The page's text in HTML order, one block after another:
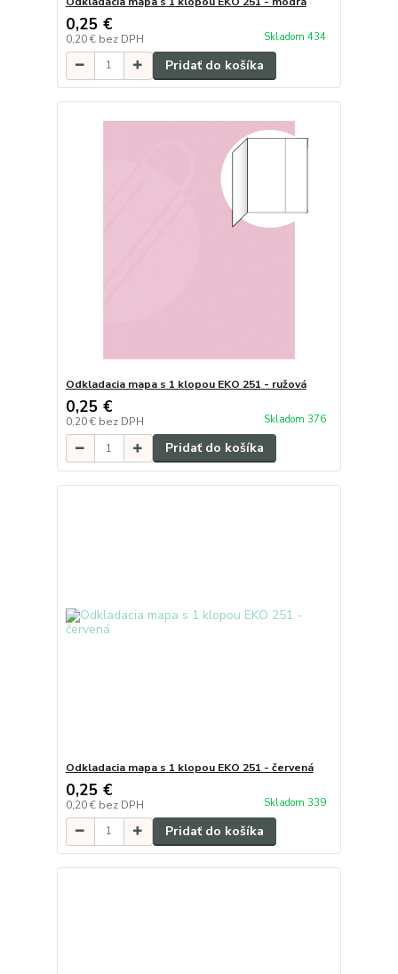
0,25 €
0,20 € bez DPH Skladom 434
Pridať do košíka
Odkladacia mapa s 1 klopou EKO 251 - ružová
0,25 €
0,20 € bez DPH Skladom 376
Pridať do košíka
Odkladacia mapa s 1 klopou EKO 251 - červená
0,25 €
0,20 € bez DPH Skladom 339
Pridať do košíka